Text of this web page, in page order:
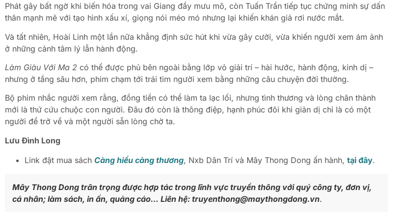
Phát gây bất ngờ khi biến hóa trong vai Giang đầy mưu mô, còn Tuấn Trần tiếp tục chứng minh sự dấn
thân mạnh mẽ với tạo hình xấu xí, giọng nói méo mó nhưng lại khiến khán giả rơi nước mắt.
Và tất nhiên, Hoài Linh một lần nữa khẳng định sức hút khi vừa gây cười, vừa khiến người xem ám ảnh
ở những cảnh tâm lý lẫn hành động.
Làm Giàu Với Ma 2 có thể được phủ bên ngoài bằng lớp vỏ giải trí – hài hước, hành động, kinh dị –
nhưng ở tầng sâu hơn, phim chạm tới trái tim người xem bằng những câu chuyện đời thường.
Bộ phim nhắc người xem rằng, đồng tiền có thể làm ta lạc lối, nhưng tình thương và lòng chân thành
mới là thứ cứu chuộc con người. Đâu đó còn là thông điệp, hạnh phúc đôi khi giản dị chỉ là có một
người để trở về và một người sẵn lòng chờ ta.
Lưu Đình Long
Link đặt mua sách Càng hiểu càng thương, Nxb Dân Trí và Mây Thong Dong ấn hành, tại đây.
Mây Thong Dong trân trọng được hợp tác trong lĩnh vực truyền thông với quý công ty, đơn vị,
cá nhân; làm sách, in ấn, quảng cáo… Liên hệ: truyenthong@maythongdong.vn.